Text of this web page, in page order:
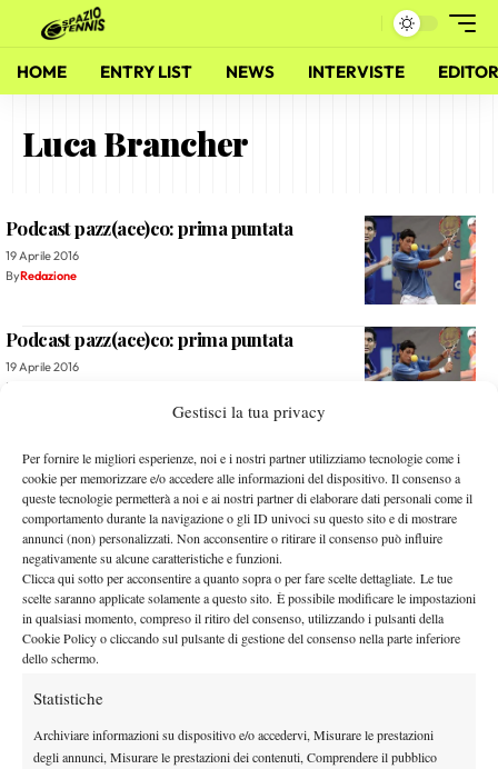
Gestisci la tua privacy
Per fornire le migliori esperienze, noi e i nostri partner utilizziamo tecnologie come i
cookie per memorizzare e/o accedere alle informazioni del dispositivo. Il consenso a
queste tecnologie permetterà a noi e ai nostri partner di elaborare dati personali come il
comportamento durante la navigazione o gli ID univoci su questo sito e di mostrare
annunci (non) personalizzati. Non acconsentire o ritirare il consenso può influire
negativamente su alcune caratteristiche e funzioni.
Clicca qui sotto per acconsentire a quanto sopra o per fare scelte dettagliate. Le tue
scelte saranno applicate solamente a questo sito. È possibile modificare le impostazioni
in qualsiasi momento, compreso il ritiro del consenso, utilizzando i pulsanti della
Cookie Policy o cliccando sul pulsante di gestione del consenso nella parte inferiore
dello schermo.
Statistiche
Archiviare informazioni su dispositivo e/o accedervi, Misurare le prestazioni
degli annunci, Misurare le prestazioni dei contenuti, Comprendere il pubblico
HOME ENTRY LIST NEWS INTERVISTE
Luca Brancher
Podcast pazz(ace)co: prima puntata
19 Aprile 2016
ByRedazione
Podcast pazz(ace)co: prima puntata
19 Aprile 2016
By
BranchStats: 9 febbraio 2016
8 Febbraio 2016
Luca Brancher
BranchStats: 1 febbraio 2016
1 Febbraio 2016